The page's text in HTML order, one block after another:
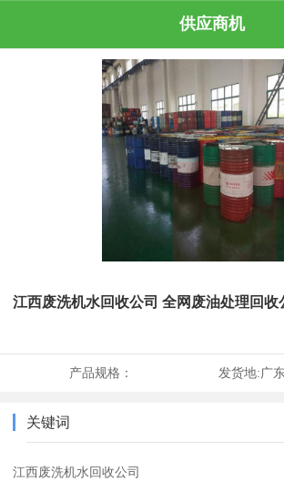
供应商机
江西废洗机水回收公司 全网废油处理回收
产品规格： 发货地:广
关键词
江西废洗机水回收公司